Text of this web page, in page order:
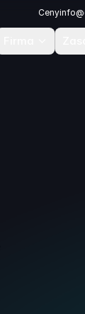
Ceny